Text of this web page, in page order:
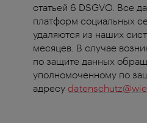
статьей 6 DSGVO. Все
платформ социальных
удаляются из наших
месяцев. В случае
по защите данных
уполномоченному по
адресу